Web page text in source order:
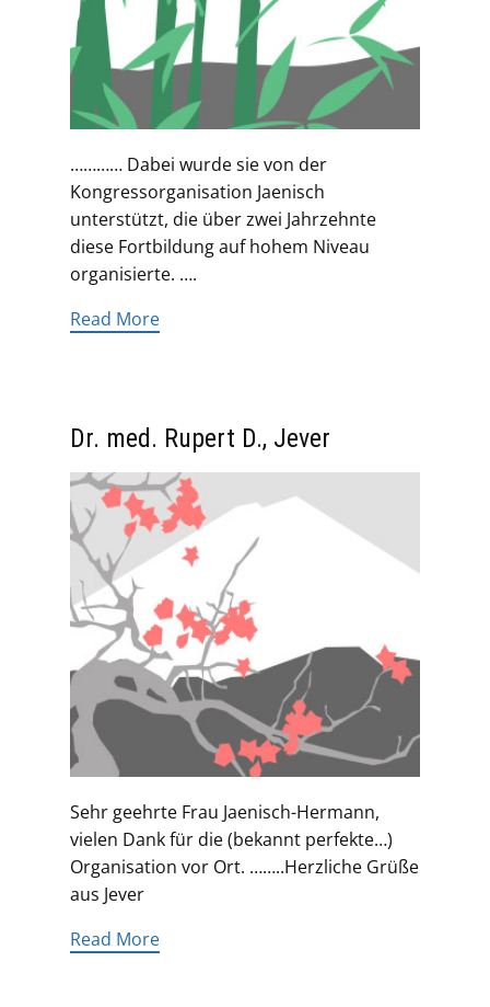
………… Dabei wurde sie von der
Kongressorganisation Jaenisch
unterstützt, die über zwei Jahrzehnte
diese Fortbildung auf hohem Niveau
organisierte. ….
Read More
Dr. med. Rupert D., Jever
Sehr geehrte Frau Jaenisch-Hermann,
vielen Dank für die (bekannt perfekte…)
Organisation vor Ort. ……..Herzliche Grüße
aus Jever
Read More